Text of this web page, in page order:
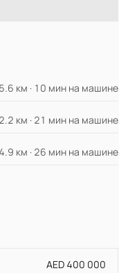
5.6 км · 10 мин на машине
км · 21 мин на машине
км · 26 мин на машине
AED 400 000